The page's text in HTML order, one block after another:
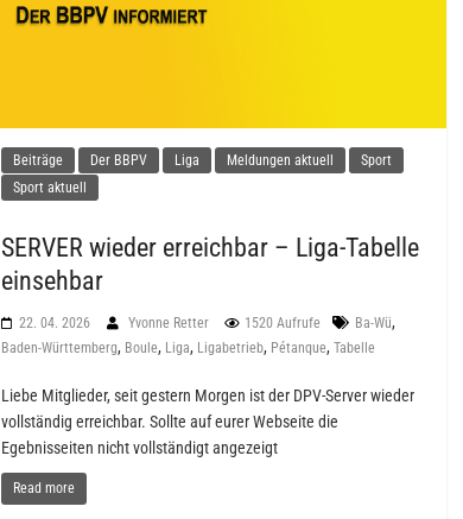
Beiträge Der BBPV Liga Meldungen aktuell
Sport
Sport aktuell
SERVER wieder erreichbar – Liga-Tabelle
einsehbar
22. 04. 2026 Yvonne Retter 1520 Aufrufe Ba-Wü,
Baden-Württemberg, Boule, Liga, Ligabetrieb, Pétanque,Tabelle
Liebe Mitglieder, seit gestern Morgen ist der DPV-Server wieder
vollständig erreichbar. Sollte auf eurer Webseite die
Egebnisseiten nicht vollständigt angezeigt
Read more